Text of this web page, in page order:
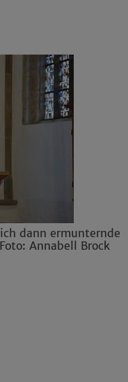
dann ermunternde
Annabell Brock